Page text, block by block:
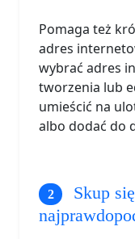
Pomaga też
adres
wybrać adres
tworzenia lub
umieścić na
albo dodać do
Skup